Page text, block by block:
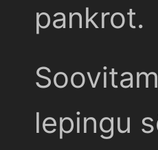
pankrot.
lepingu